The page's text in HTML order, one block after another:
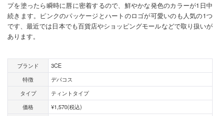
プを塗ったら瞬時に唇に密着するので、鮮やかな発色のカラーが1日中
続きます。ピンクのパッケージとハートのロゴが可愛いのも人気の1つ
です、最近では日本でも百貨店やショッピングモールなどで取り扱いが
あります。
ブランド
3CE
特徴
デパコス
タイプ
ティントタイプ
価格
¥1,570(税込)